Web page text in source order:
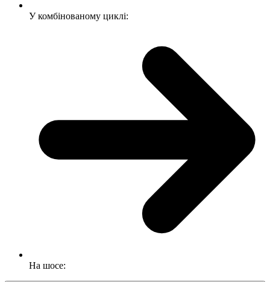
У комбінованому циклі:
На шосе: